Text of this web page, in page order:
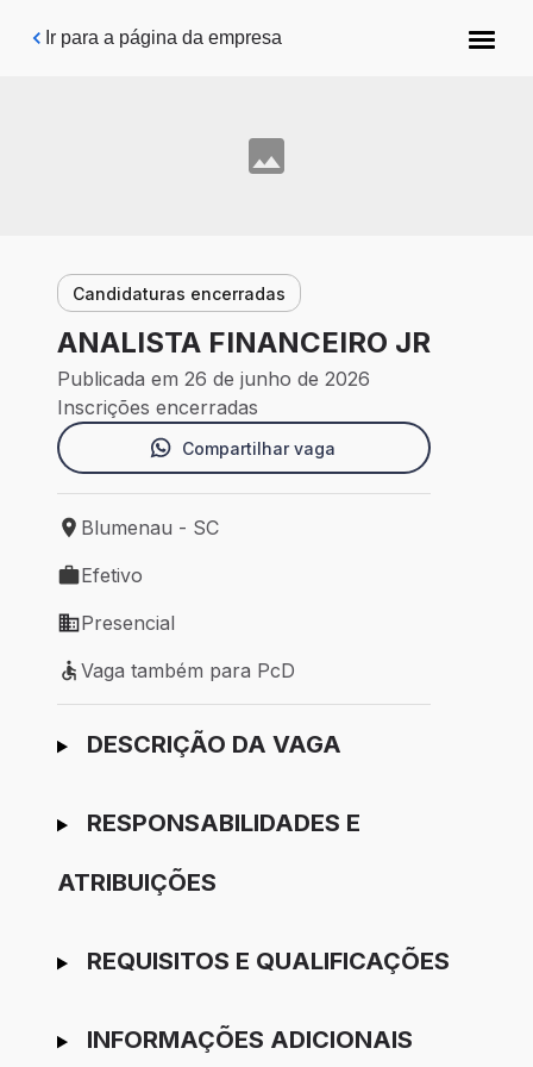
Pular para o conteúdo principal
Ir para a página da empresa
Candidaturas encerradas
ANALISTA FINANCEIRO JR
Publicada em 26 de junho de 2026
Inscrições encerradas
Compartilhar vaga
Local de trabalho: Blumenau - SC
Blumenau - SC
Tipo de vaga: Efetivo
Efetivo
Modelo de trabalho: Presencial
Presencial
Vaga também para PcD
Vaga também para PcD
Ir para candidatura
DESCRIÇÃO DA VAGA
RESPONSABILIDADES E
ATRIBUIÇÕES
REQUISITOS E QUALIFICAÇÕES
INFORMAÇÕES ADICIONAIS